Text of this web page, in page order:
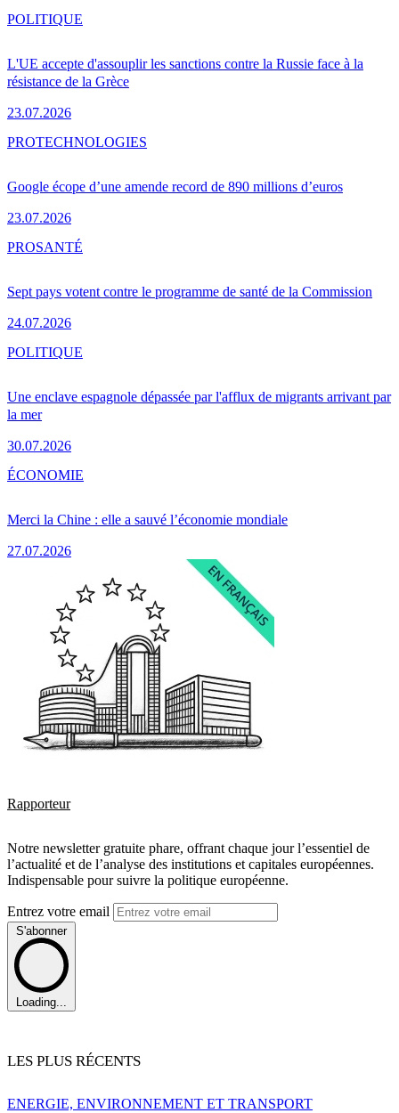
L'UE accepte d'assouplir les sanctions contre la Russie face à la
résistance de la Grèce
23.07.2026
POLITIQUE
Google écope d’une amende record de 890 millions d’euros
23.07.2026
PROTECHNOLOGIES
Sept pays votent contre le programme de santé de la Commission
24.07.2026
PROSANTÉ
Une enclave espagnole dépassée par l'afflux de migrants arrivant par
la mer
30.07.2026
POLITIQUE
Merci la Chine : elle a sauvé l’économie mondiale
27.07.2026
ÉCONOMIE
Rapporteur
Notre newsletter gratuite phare, offrant chaque jour l’essentiel de
l’actualité et de l’analyse des institutions et capitales européennes.
Indispensable pour suivre la politique européenne.
Entrez votre email
S'abonner
Loading...
LES PLUS RÉCENTS
ENERGIE, ENVIRONNEMENT ET TRANSPORT